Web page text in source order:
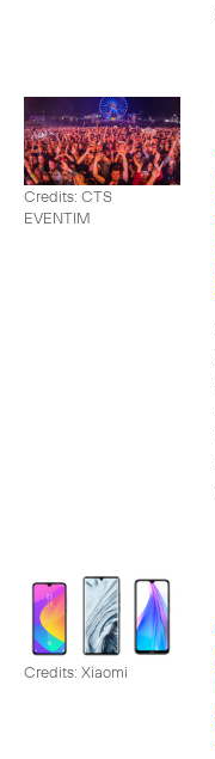
Credits: CTS
EVENTIM
Credits: Xiaomi